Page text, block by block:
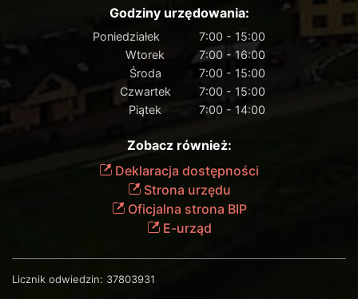
Godziny urzędowania:
Poniedziałek
7:00 - 15:00
Wtorek
7:00 - 16:00
Środa
7:00 - 15:00
Czwartek
7:00 - 15:00
Piątek
7:00 - 14:00
Zobacz również:
Deklaracja dostępności
Strona urzędu
Oficjalna strona BIP
E-urząd
Licznik odwiedzin: 37803931